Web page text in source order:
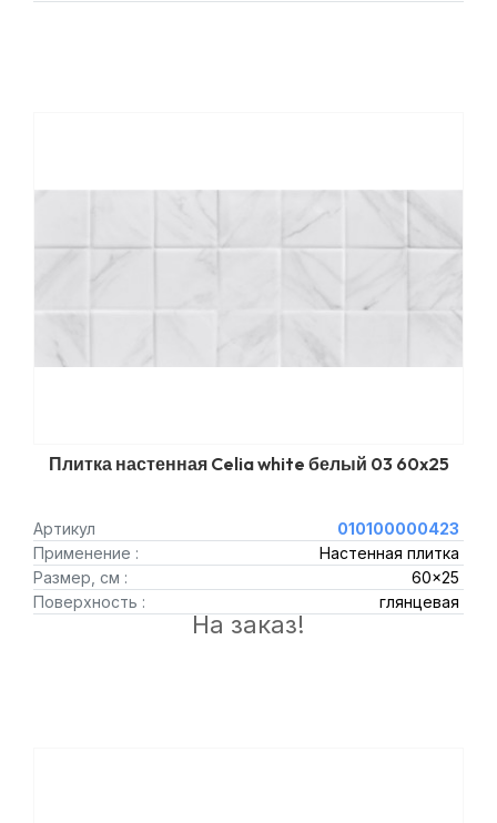
Плитка настенная Celia white белый 03 60x25
Артикул
010100000423
Применение :
Настенная плитка
Размер, см :
60x25
Поверхность :
глянцевая
На заказ!